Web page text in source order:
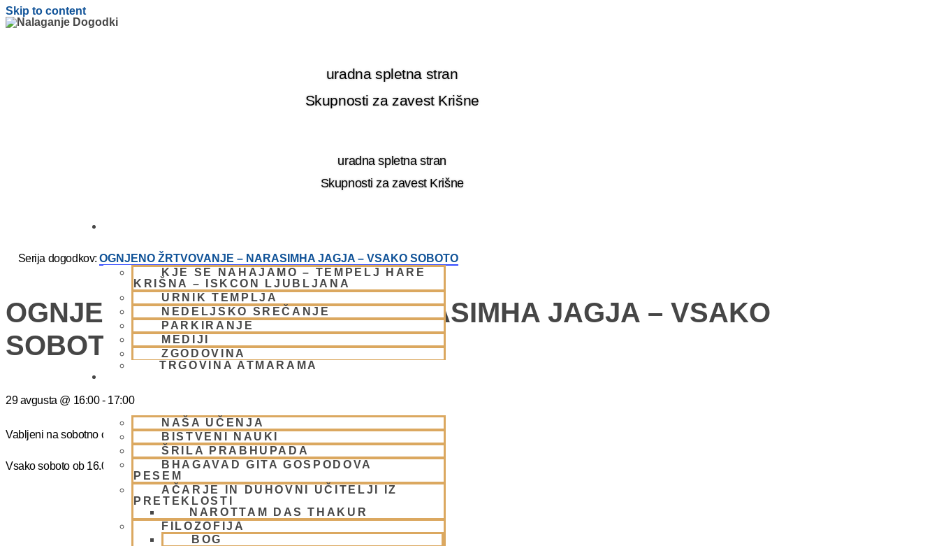
Skip to content
uradna spletna stran
Skupnosti za zavest Krišne
uradna spletna stran
Skupnosti za zavest Krišne
KJE SE NAHAJAMO – TEMPELJ HARE
KRIŠNA – ISKCON LJUBLJANA
URNIK TEMPLJA
NEDELJSKO SREČANJE
PARKIRANJE
MEDIJI
ZGODOVINA
TRGOVINA ATMARAMA
NAŠA UČENJA
BISTVENI NAUKI
ŠRILA PRABHUPADA
BHAGAVAD GITA GOSPODOVA
PESEM
AČARJE IN DUHOVNI UČITELJI IZ
PRETEKLOSTI
NAROTTAM DAS THAKUR
FILOZOFIJA
BOG
Serija dogodkov:OGNJENO ŽRTVOVANJE – NARASIMHA JAGJA – VSAKO SOBOTO
OGNJENO ŽRTVOVANJE – NARASIMHA JAGJA – VSAKO
SOBOTO
29 avgusta @ 16:00 - 17:00
Vabljeni na sobotno ognjeno žrtovanje – Narasimaha jagja. Prost vstop.
Vsako soboto ob 16.00 do 17:00